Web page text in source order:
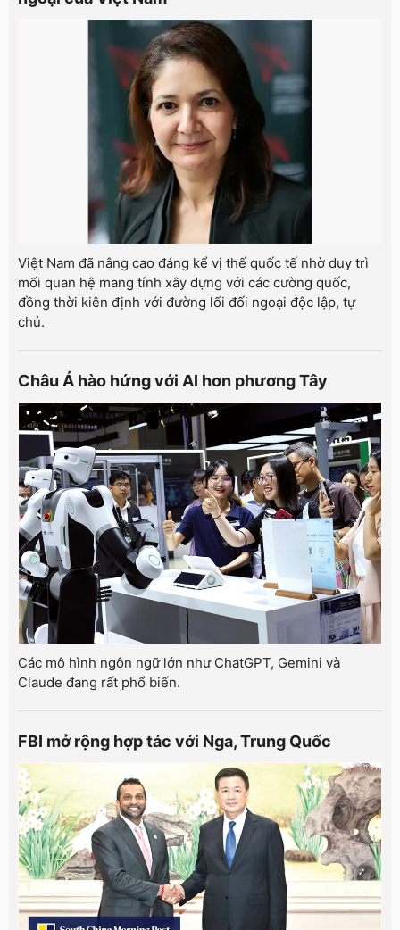
Việt Nam đã nâng cao đáng kể vị thế quốc tế nhờ duy trì
mối quan hệ mang tính xây dựng với các cường quốc,
đồng thời kiên định với đường lối đối ngoại độc lập, tự
chủ.
Châu Á hào hứng với AI hơn phương Tây
Các mô hình ngôn ngữ lớn như ChatGPT, Gemini và
Claude đang rất phổ biến.
FBI mở rộng hợp tác với Nga, Trung Quốc